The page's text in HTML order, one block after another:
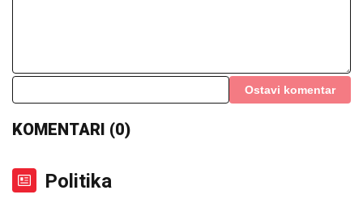
Ostavi komentar
KOMENTARI (0)
Politika